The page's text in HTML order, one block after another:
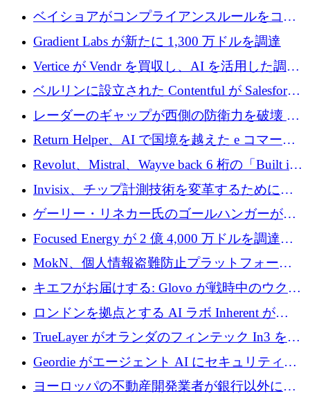
たらすために 450 万ユーロを調達
ベイショアがコンプライアンスルールをコー
ド化するために800万ドルを調達
Gradient Labs が新たに 1,300 万ドルを調達
Vertice が Vendr を買収し、AI を活用した調達
インテリジェンス プラットフォームを構築
ベルリンに設立された Contentful が Salesforce
に買収される
レーダーのギャップが西側の防衛力を破壊 —
そしてベルリンのチップスタートアップがそ
れを埋める
Return Helper、AI で国境を越えた e コマース
の返品を利益に変えるシリーズ A で 400 万ド
ルを調達
Revolut、Mistral、Wayve back 6 桁の「Built in
Europe」キャンペーン
Invisix、チップ計測技術を変革するために
2,000 万ユーロのシードラウンドを完了
ゲーリー・リネカー氏のゴールハンガーがVC
事業を開始
Focused Energy が 2 億 4,000 万ドルを調達、
TrueLayer が In3 を買収、ロンドンが首位の座
を奪還
MokN、個人情報盗難防止プラットフォーム
の成長のためにシリーズ A で 1,500 万ドルを
調達
キエフがお届けする: Glovo が戦時中のウクラ
イナで最も急速に成長する市場の 1 つをどの
ように拡大したか
ロンドンを拠点とする AI ラボ Inherent が
5,000 万ドルの資金調達でステルスから浮上
TrueLayer がオランダのフィンテック In3 を買
収、チェックアウト時にクレジットを提供
Geordie がエージェント AI にセキュリティと
ガバナンスをもたらすために 3,000 万ドルを
ヨーロッパの不動産開発業者が銀行以外にも